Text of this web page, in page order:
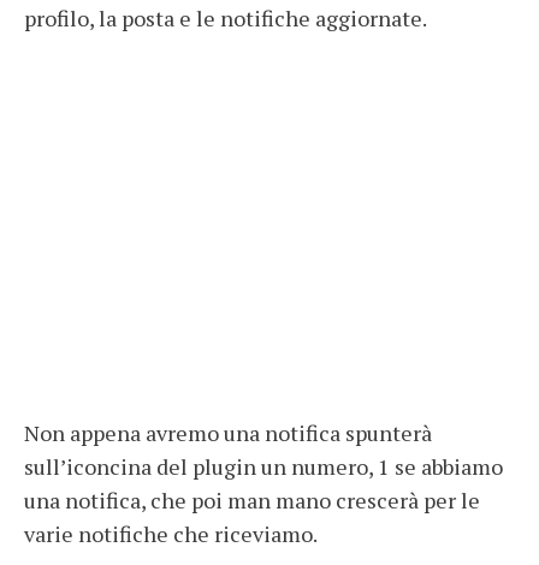
profilo, la posta e le notifiche aggiornate.
Non appena avremo una notifica spunterà
sull’iconcina del plugin un numero, 1 se abbiamo
una notifica, che poi man mano crescerà per le
varie notifiche che riceviamo.